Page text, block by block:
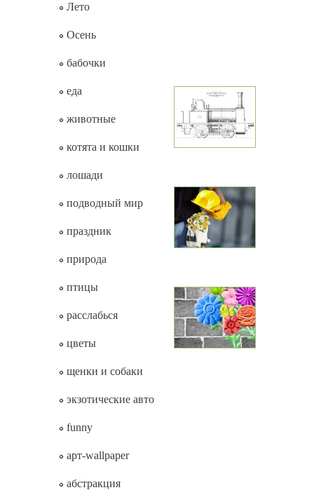
Лето
Осень
бабочки
еда
животные
котята и кошки
лошади
подводный мир
праздник
природа
птицы
расслабься
цветы
щенки и собаки
экзотические авто
funny
арт-wallpaper
абстракция